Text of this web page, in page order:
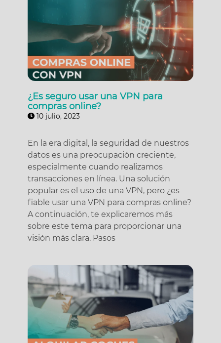
¿Es seguro usar una VPN para
compras online?
10 julio, 2023
En la era digital, la seguridad de nuestros
datos es una preocupación creciente,
especialmente cuando realizamos
transacciones en línea. Una solución
popular es el uso de una VPN, pero ¿es
fiable usar una VPN para compras online?
A continuación, te explicaremos más
sobre este tema para proporcionar una
visión más clara. Pasos